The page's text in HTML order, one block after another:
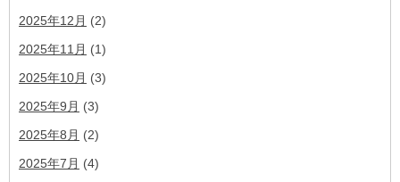
2025年12月 (2)
2025年11月 (1)
2025年10月 (3)
2025年9月 (3)
2025年8月 (2)
2025年7月 (4)